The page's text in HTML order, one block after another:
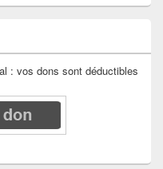
: vos dons sont déductibles